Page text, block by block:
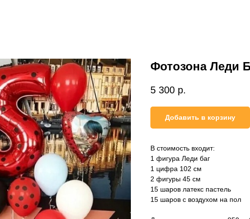
Фотозона Леди
5 300 р.
Добавить в корзину
В стоимость входит:
1 фигура Леди баг
1 цифра 102 см
2 фигуры 45 см
15 шаров латекс пастель
15 шаров с воздухом на пол